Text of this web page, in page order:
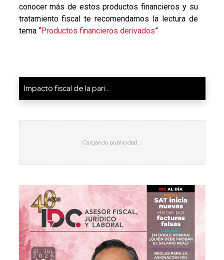
conocer más de estos productos financieros y su
tratamiento fiscal te recomendamos la lectura de
tema “Productos financieros derivados”
Impacto fiscal de la pari...